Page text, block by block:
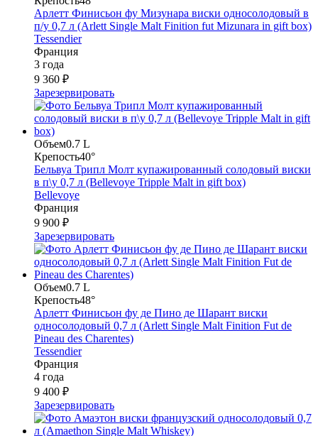
Арлетт Финисьон фу Мизунара виски односолодовый в
п/у 0,7 л (Arlett Single Malt Finition fut Mizunara in gift box)
Tessendier
Франция
3 года
9 360 ₽
Зарезервировать
Объем0.7 L
Крепость40°
Бельвуа Трипл Молт купажированный солодовый виски
в п\у 0,7 л (Bellevoye Tripple Malt in gift box)
Bellevoye
Франция
9 900 ₽
Зарезервировать
Объем0.7 L
Крепость48°
Арлетт Финисьон фу де Пино де Шарант виски
односолодовый 0,7 л (Arlett Single Malt Finition Fut de
Pineau des Charentes)
Tessendier
Франция
4 года
9 400 ₽
Зарезервировать